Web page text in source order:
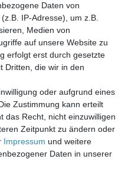
Mittwoch Ruhetag,
8.00 - 14.00 Uhr
Daten von
IP-Adresse), um z.B.
Medien von
auf unsere Website zu
erfolgt erst durch gesetzte
Dritten, die wir in den
oder aufgrund eines
Zustimmung kann erteilt
das Recht, nicht einzuwilligen
Zeitpunkt zu ändern oder
Impressum und weitere
Daten in unserer